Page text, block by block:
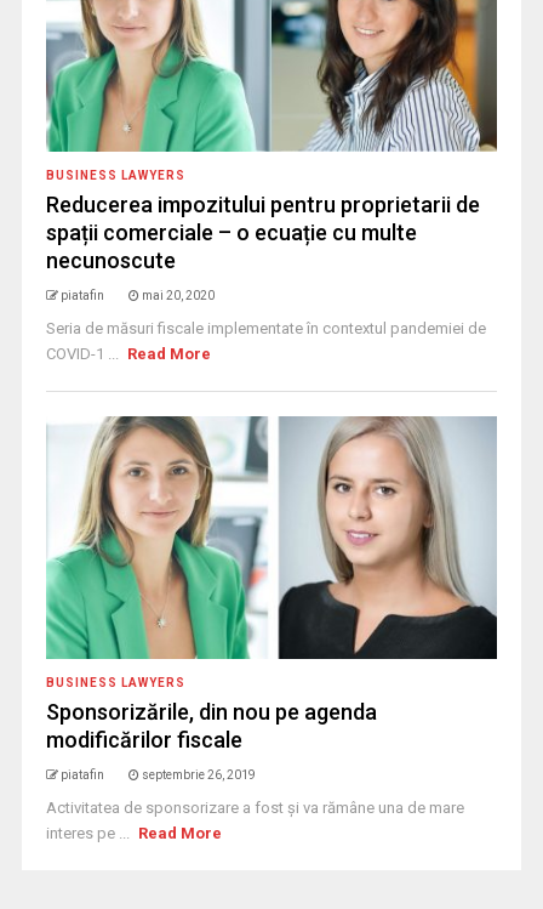
BUSINESS LAWYERS
Reducerea impozitului pentru proprietarii de
spații comerciale – o ecuație cu multe
necunoscute
piatafin mai 20, 2020
Seria de măsuri fiscale implementate în contextul pandemiei de
COVID-1 ... Read More
BUSINESS LAWYERS
Sponsorizările, din nou pe agenda
modificărilor fiscale
piatafin septembrie 26, 2019
Activitatea de sponsorizare a fost și va rămâne una de mare
interes pe ... Read More